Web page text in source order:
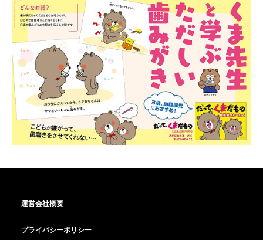
運営会社概要
プライバシーポリシー